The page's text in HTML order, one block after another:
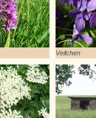
Veilchen